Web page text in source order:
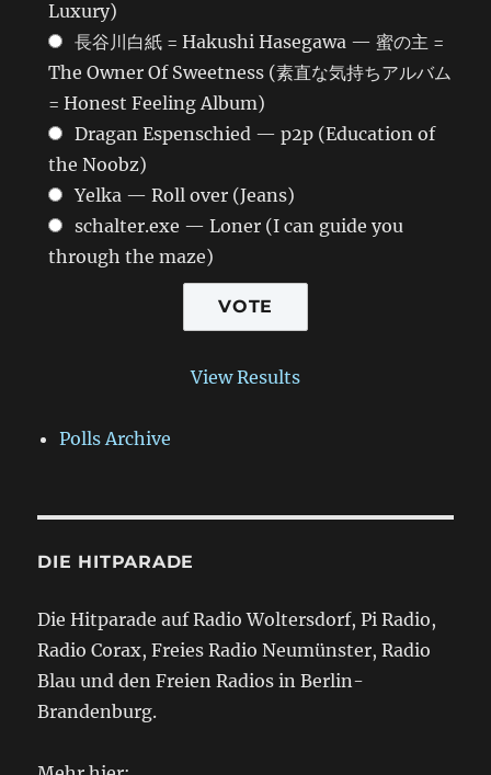
Luxury)
長谷川白紙 = Hakushi Hasegawa — 蜜の主 =
The Owner Of Sweetness (素直な気持ちアルバム
= Honest Feeling Album)
Dragan Espenschied — p2p (Education of
the Noobz)
Yelka — Roll over (Jeans)
schalter.exe — Loner (I can guide you
through the maze)
View Results
Polls Archive
DIE HITPARADE
Die Hitparade auf Radio Woltersdorf, Pi Radio,
Radio Corax, Freies Radio Neumünster, Radio
Blau und den Freien Radios in Berlin-
Brandenburg.